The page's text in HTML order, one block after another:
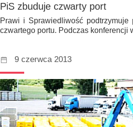
PiS zbuduje czwarty port
Prawi i Sprawiedliwość
czwartego portu. Podczas konferencji
9 czerwca 2013